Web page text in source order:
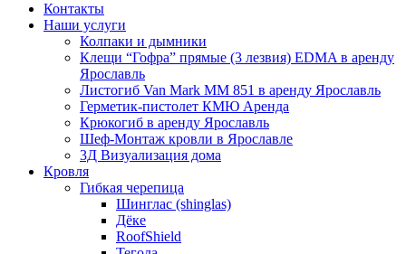
Контакты
Наши услуги
Колпаки и дымники
Клещи “Гофра” прямые (3 лезвия) EDMA в аренду
Ярославль
Листогиб Van Mark MM 851 в аренду Ярославль
Герметик-пистолет КМЮ Аренда
Крюкогиб в аренду Ярославль
Шеф-Монтаж кровли в Ярославле
3Д Визуализация дома
Кровля
Гибкая черепица
Шинглас (shinglas)
Дёке
RoofShield